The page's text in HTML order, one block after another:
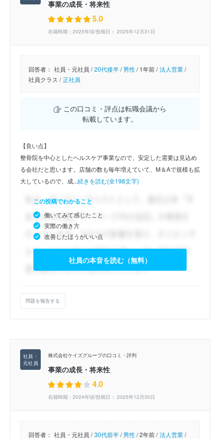
事業の成長・将来性
5.0
在籍時期：2025年頃/投稿日： 2025年12月31日
回答者： 社員・元社員 / 20代後半/男性/1年前 / 法人営業/
社員クラス / 正社員
この口コミ・評点は転職会議から
転載しています。
【良い点】
整骨院を中心としたヘルスケア事業なので、安定した需要は見込め
る会社だと思います。店舗の数も毎年増えていて、M＆Aで規模も拡
大しているので、成...続きを読む(全198文字)
この投稿でわかること
働いてみて感じたこと
実際の働き方
改善したほうがいい点
社員の本音を読む（無料）
問題を報告する
株式会社ケイズグループの口コミ・評判
事業の成長・将来性
4.0
在籍時期：2024年頃/投稿日： 2025年12月30日
回答者： 社員・元社員 / 30代前半/男性/2年前 / 法人営業/